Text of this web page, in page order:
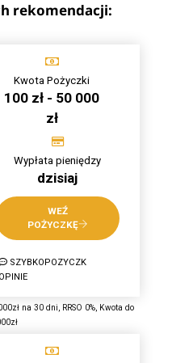
rekomendacji:
Kwota Pożyczki
100 zł - 50 000
zł
Wypłata pieniędzy
dzisiaj
WEŹ
POŻYCZKĘ
SZYBKOPOZYCZK
OPINIE
na 30 dni, RRSO 0%, Kwota do